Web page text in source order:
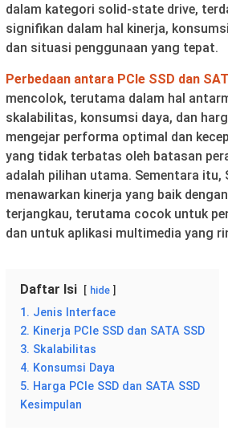
dalam kategori solid-state drive,
signifikan dalam hal kinerja,
dan situasi penggunaan yang tepat.
Perbedaan antara PCIe SSD dan
mencolok, terutama dalam hal
skalabilitas, konsumsi daya, dan
mengejar performa optimal dan
yang tidak terbatas oleh batasan
adalah pilihan utama. Sementara itu,
menawarkan kinerja yang baik
terjangkau, terutama cocok untuk
dan untuk aplikasi multimedia yang
Daftar Isi hide
1. Jenis Interface
2. Kinerja PCIe SSD dan SATA SSD
3. Skalabilitas
4. Konsumsi Daya
5. Harga PCIe SSD dan SATA SSD
Kesimpulan